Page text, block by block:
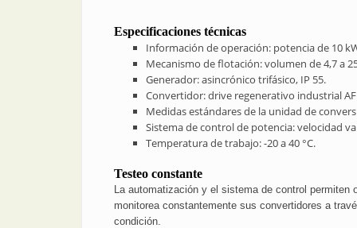
Especificaciones técnicas
Información de operación: potencia de 10
Mecanismo de flotación: volumen de 4,7 a
Generador: asincrónico trifásico, IP 55.
Convertidor: drive regenerativo industrial
Medidas estándares de la unidad de
Sistema de control de potencia: velocidad
Temperatura de trabajo: -20 a 40 °C.
Testeo constante
La automatización y el sistema de control permiten
monitorea constantemente sus convertidores a
condición.